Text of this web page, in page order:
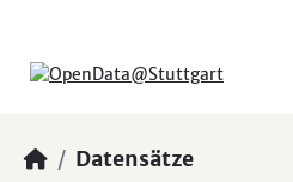
Datensätze